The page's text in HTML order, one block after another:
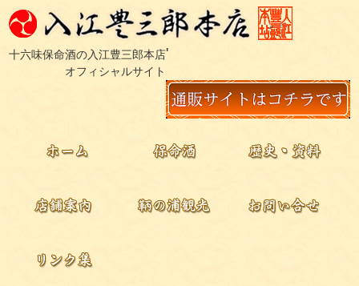
十六味保命酒の入江豊三郎本店
オフィシャルサイト
'